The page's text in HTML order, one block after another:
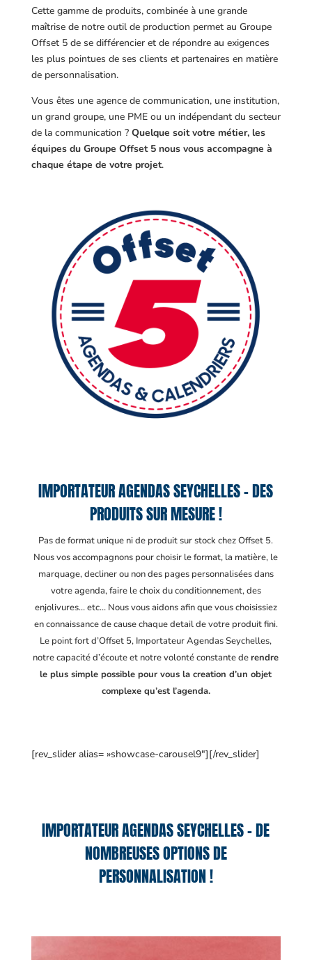
Cette gamme de produits, combinée à une grande
maîtrise de notre outil de production permet au Groupe
Offset 5 de se différencier et de répondre au exigences
les plus pointues de ses clients et partenaires en matière
de personnalisation.
Vous êtes une agence de communication, une institution,
un grand groupe, une PME ou un indépendant du secteur
de la communication ? Quelque soit votre métier, les
équipes du Groupe Offset 5 nous vous accompagne à
chaque étape de votre projet.
IMPORTATEUR AGENDAS SEYCHELLES – DES
PRODUITS SUR MESURE !
Pas de format unique ni de produit sur stock chez Offset 5.
Nous vos accompagnons pour choisir le format, la matière, le
marquage, decliner ou non des pages personnalisées dans
votre agenda, faire le choix du conditionnement, des
enjolivures… etc… Nous vous aidons afin que vous choisissiez
en connaissance de cause chaque detail de votre produit fini.
Le point fort d’Offset 5, Importateur Agendas Seychelles,
notre capacité d’écoute et notre volonté constante derendre
le plus simple possible pour vous la creation d’un objet
complexe qu’est l’agenda.
[rev_slider alias= »showcase-carousel9″][/rev_slider]
IMPORTATEUR AGENDAS SEYCHELLES – DE
NOMBREUSES OPTIONS DE
PERSONNALISATION !